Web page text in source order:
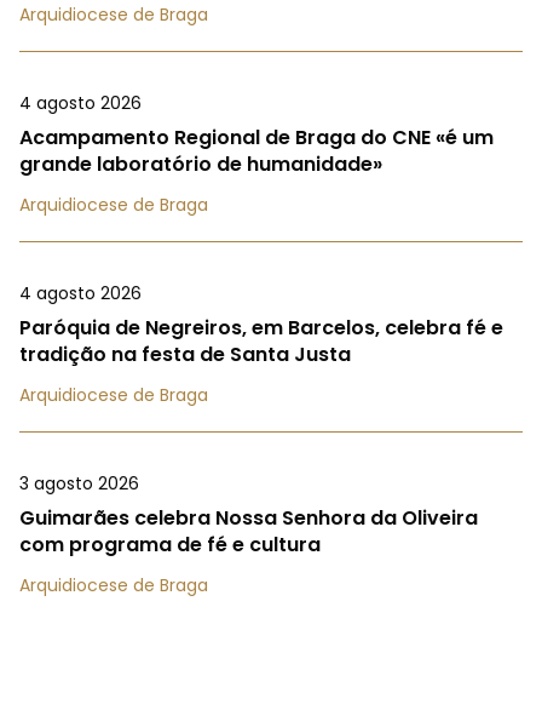
Arquidiocese de Braga
4 agosto 2026
Acampamento Regional de Braga do CNE «é um
grande laboratório de humanidade»
Arquidiocese de Braga
4 agosto 2026
Paróquia de Negreiros, em Barcelos, celebra fé e
tradição na festa de Santa Justa
Arquidiocese de Braga
3 agosto 2026
Guimarães celebra Nossa Senhora da Oliveira
com programa de fé e cultura
Arquidiocese de Braga